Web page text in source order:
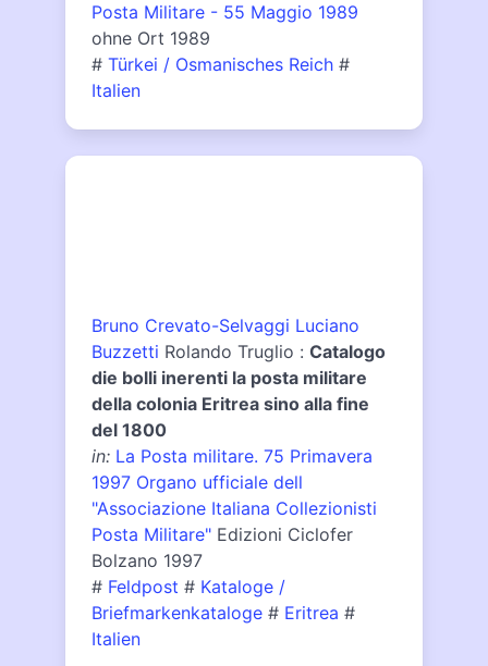
Posta Militare - 55 Maggio 1989
ohne Ort 1989
# Türkei / Osmanisches Reich #
Italien
Bruno Crevato-Selvaggi Luciano
Buzzetti Rolando Truglio : Catalogo
die bolli inerenti la posta militare
della colonia Eritrea sino alla fine
del 1800
in: La Posta militare. 75 Primavera
1997 Organo ufficiale dell
"Associazione Italiana Collezionisti
Posta Militare" Edizioni Ciclofer
Bolzano 1997
# Feldpost # Kataloge /
Briefmarkenkataloge # Eritrea #
Italien